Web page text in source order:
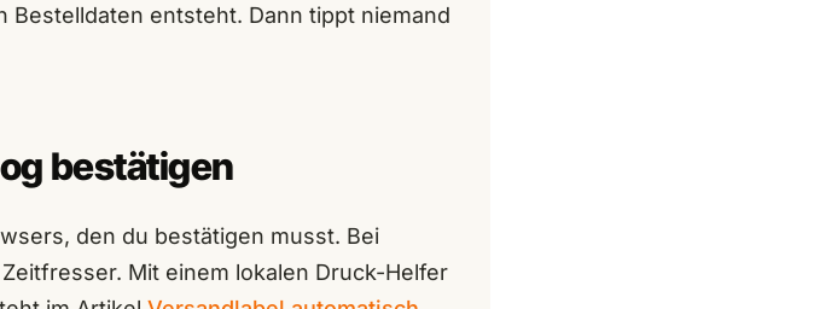
Bestelldaten entsteht. Dann tippt niemand
bestätigen
den du bestätigen musst. Bei
Mit einem lokalen Druck-Helfer